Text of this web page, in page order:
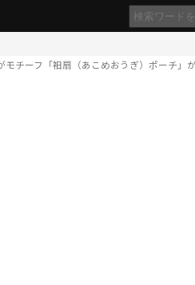
チーフ「衵扇（あこめおうぎ）ポーチ」